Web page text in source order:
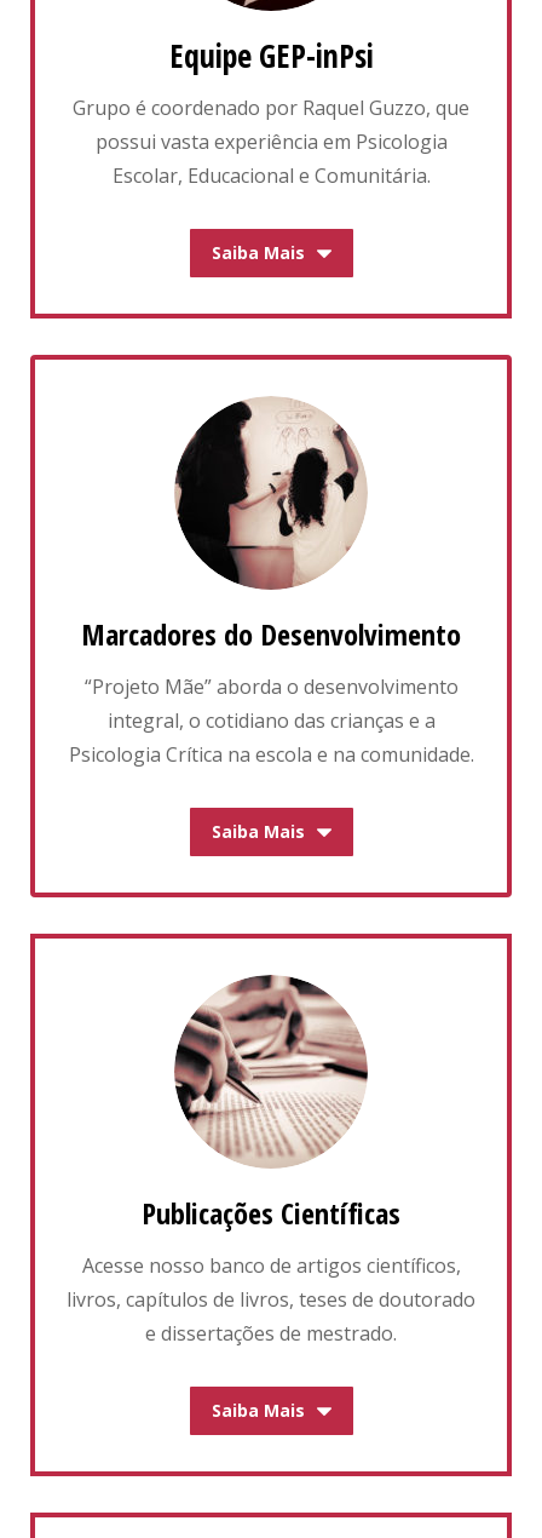
Equipe GEP-inPsi
Grupo é coordenado por Raquel Guzzo, que
possui vasta experiência em Psicologia
Escolar, Educacional e Comunitária.
Saiba Mais
Marcadores do Desenvolvimento
“Projeto Mãe” aborda o desenvolvimento
integral, o cotidiano das crianças e a
Psicologia Crítica na escola e na comunidade.
Saiba Mais
Publicações Científicas
Acesse nosso banco de artigos científicos,
livros, capítulos de livros, teses de doutorado
e dissertações de mestrado.
Saiba Mais